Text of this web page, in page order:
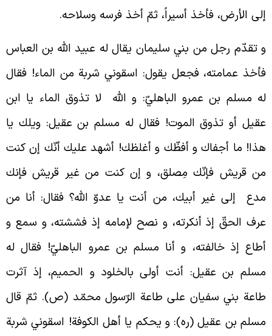
الأرض، فأخذ أسيراً، ثمّ أخذ فرسه وسلاحه.
تقدّم رجل من بني سليمان يقال له عبيد الله بن العباس
عمامته، فجعل يقول: اسقوني شربة من الماء! فقال
مسلم بن عمرو الباهليّ: و الله لا تذوق الماء يا ابن
أو تذوق الموت! فقال له مسلم بن عقيل: ويلك يا
ما أجفاك و أفظّك و أغلظك! أشهد عليك أنّك إن كنت
قريش فإنّك مِصلق، و إن كنت من غير قريش فإنك
إلى غير أبيك، من أنت يا عدوّ الله؟ فقال: أنا من
الحقّ إذ أنكرته، و نصح لإمامه إذ فششته، و سمع و
إذ خالفته، و أنا مسلم بن عمرو الباهليّ! فقال له
بن عقيل: أنت أولى بالخلود و الحميم، إذ آثرت
بني سفيان على طاعة الرّسول محمّد (ص). ثمّ قال
بن عقيل (ره): و يحكم يا أهل الكوفة! اسقوني شربة